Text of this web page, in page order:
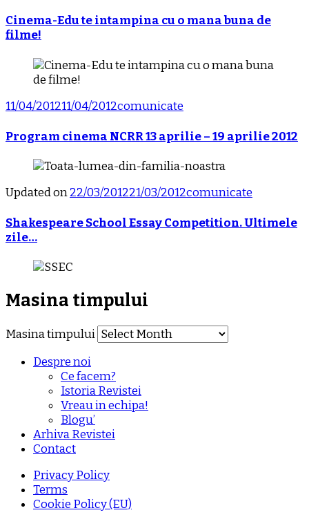
Cinema-Edu te intampina cu o mana buna de
filme!
11/04/201211/04/2012comunicate
Program cinema NCRR 13 aprilie – 19 aprilie 2012
Updated on22/03/201221/03/2012comunicate
Shakespeare School Essay Competition. Ultimele
zile…
Masina timpului
Masina timpului
Despre noi
Ce facem?
Istoria Revistei
Vreau in echipa!
Blogu’
Arhiva Revistei
Contact
Privacy Policy
Terms
Cookie Policy (EU)